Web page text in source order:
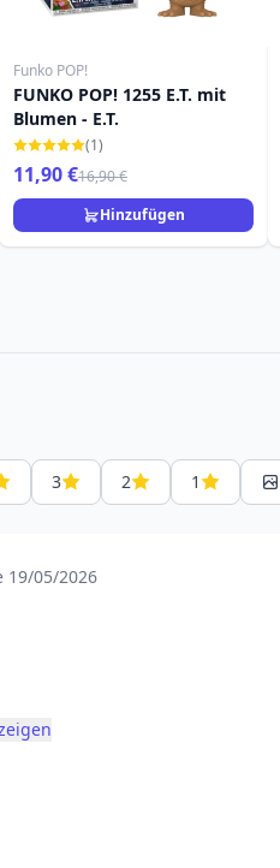
Funko POP!
FUNKO POP! 1255 E.T. mit
Blumen - E.T.
(1)
11,90 €16,90 €
Hinzufügen
3 2 1
19/05/2026